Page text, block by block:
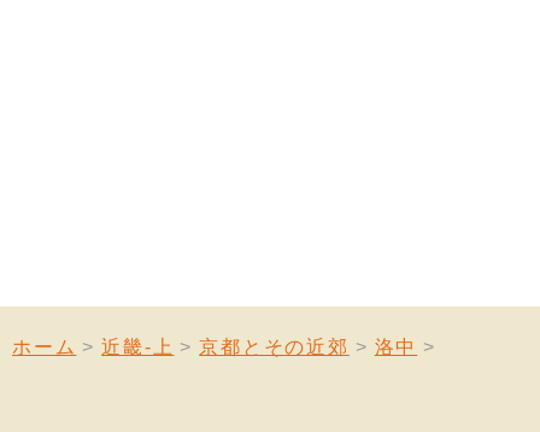
ホーム 近畿-上 京都とその近郊 洛中